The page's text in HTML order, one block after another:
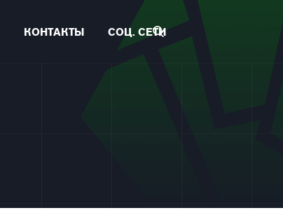
КОНТАКТЫ СОЦ. СЕТИ